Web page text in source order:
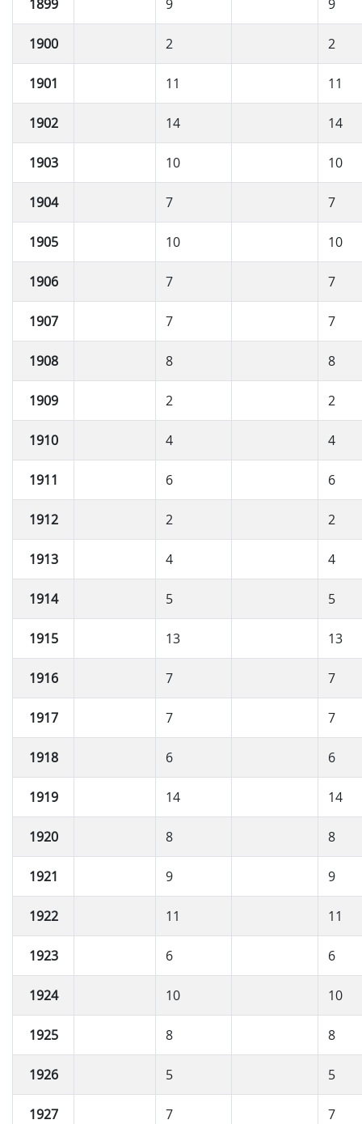
1899 9 9
1900 2 2
1901 11 11
1902 14 14
1903 10 10
1904 7 7
1905 10 10
1906 7 7
1907 7 7
1908 8 8
1909 2 2
1910 4 4
1911 6 6
1912 2 2
1913 4 4
1914 5 5
1915 13 13
1916 7 7
1917 7 7
1918 6 6
1919 14 14
1920 8 8
1921 9 9
1922 11 11
1923 6 6
1924 10 10
1925 8 8
1926 5 5
1927 7 7